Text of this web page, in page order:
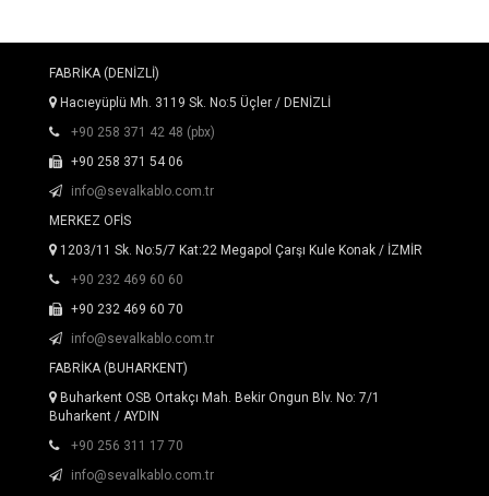
FABRİKA (DENİZLİ)
Hacıeyüplü Mh. 3119 Sk. No:5 Üçler / DENİZLİ
+90 258 371 42 48 (pbx)
+90 258 371 54 06
info@sevalkablo.com.tr
MERKEZ OFİS
1203/11 Sk. No:5/7 Kat:22 Megapol Çarşı Kule Konak / İZMİR
+90 232 469 60 60
+90 232 469 60 70
info@sevalkablo.com.tr
FABRİKA (BUHARKENT)
Buharkent OSB Ortakçı Mah. Bekir Ongun Blv. No: 7/1
Buharkent / AYDIN
+90 256 311 17 70
info@sevalkablo.com.tr